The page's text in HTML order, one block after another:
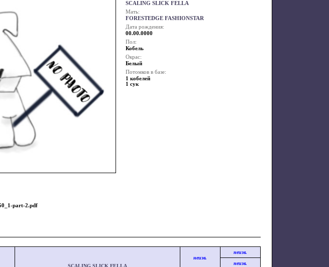
SCALING SLICK FELLA
Мать:
FORESTEDGE FASHIONSTAR
Дата рождения:
00.00.0000
Пол:
Кобель
Окрас:
Белый
Потомков в базе:
1 кобелей
1 сук
part-2.pdf
SCALING SLICK FELLA
неизв.
неизв.
неизв.